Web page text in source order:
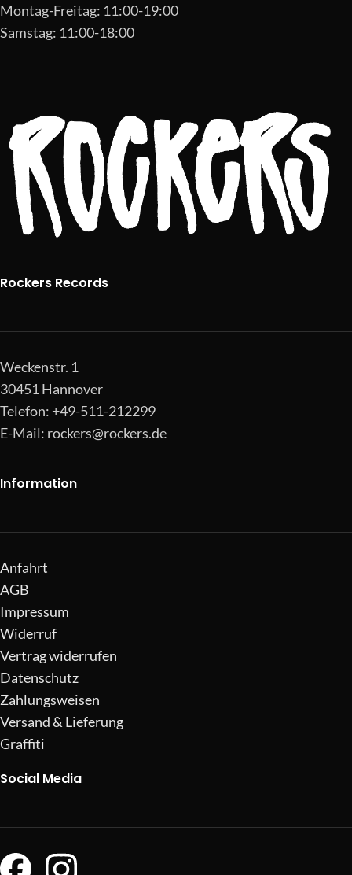
Montag-Freitag: 11:00-19:00
Samstag: 11:00-18:00
Rockers Records
Weckenstr. 1
30451 Hannover
Telefon: +49-511-212299
E-Mail: rockers@rockers.de
Information
Anfahrt
AGB
Impressum
Widerruf
Vertrag widerrufen
Datenschutz
Zahlungsweisen
Versand & Lieferung
Graffiti
Social Media